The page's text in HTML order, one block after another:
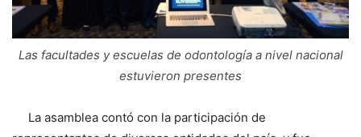
Las facultades y escuelas de odontología a nivel nacional
estuvieron presentes
La asamblea contó con la participación de